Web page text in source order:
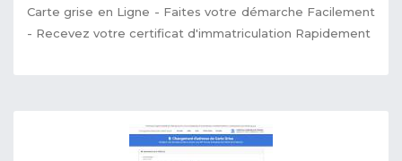
Carte grise en Ligne - Faites votre démarche Facilement
- Recevez votre certificat d'immatriculation Rapidement